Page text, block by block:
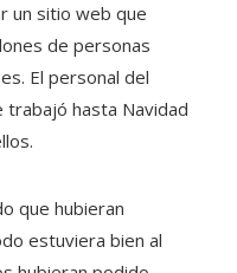
un sitio web que
de personas
El personal del
hasta Navidad
que hubieran
estuviera bien al